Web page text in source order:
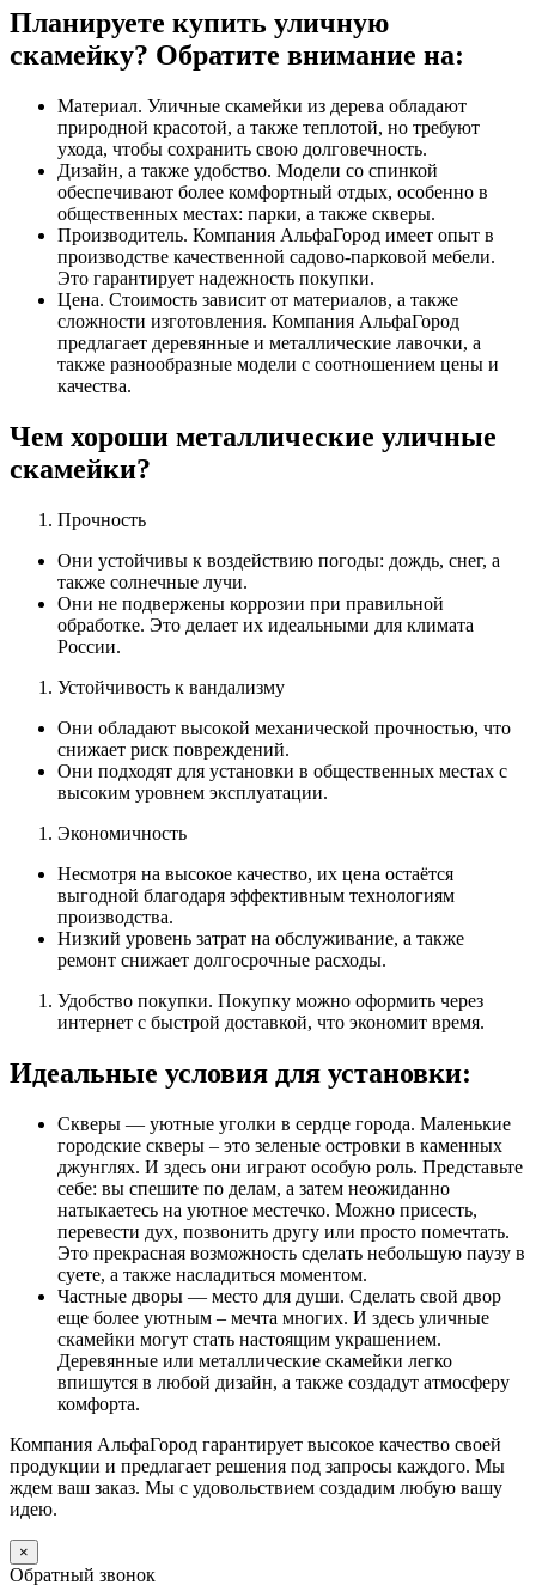
Планируете купить уличную
скамейку? Обратите внимание на:
Материал. Уличные скамейки из дерева обладают
природной красотой, а также теплотой, но требуют
ухода, чтобы сохранить свою долговечность.
Дизайн, а также удобство. Модели со спинкой
обеспечивают более комфортный отдых, особенно в
общественных местах: парки, а также скверы.
Производитель. Компания АльфаГород имеет опыт в
производстве качественной садово-парковой мебели.
Это гарантирует надежность покупки.
Цена. Стоимость зависит от материалов, а также
сложности изготовления. Компания АльфаГород
предлагает деревянные и металлические лавочки, а
также разнообразные модели с соотношением цены и
качества.
Чем хороши металлические уличные
скамейки?
Прочность
Они устойчивы к воздействию погоды: дождь, снег, а
также солнечные лучи.
Они не подвержены коррозии при правильной
обработке. Это делает их идеальными для климата
России.
Устойчивость к вандализму
Они обладают высокой механической прочностью, что
снижает риск повреждений.
Они подходят для установки в общественных местах с
высоким уровнем эксплуатации.
Экономичность
Несмотря на высокое качество, их цена остаётся
выгодной благодаря эффективным технологиям
производства.
Низкий уровень затрат на обслуживание, а также
ремонт снижает долгосрочные расходы.
Удобство покупки. Покупку можно оформить через
интернет с быстрой доставкой, что экономит время.
Идеальные условия для установки:
Скверы — уютные уголки в сердце города. Маленькие
городские скверы – это зеленые островки в каменных
джунглях. И здесь они играют особую роль. Представьте
себе: вы спешите по делам, а затем неожиданно
натыкаетесь на уютное местечко. Можно присесть,
перевести дух, позвонить другу или просто помечтать.
Это прекрасная возможность сделать небольшую паузу в
суете, а также насладиться моментом.
Частные дворы — место для души. Сделать свой двор
еще более уютным – мечта многих. И здесь уличные
скамейки могут стать настоящим украшением.
Деревянные или металлические скамейки легко
впишутся в любой дизайн, а также создадут атмосферу
комфорта.
Компания АльфаГород гарантирует высокое качество своей
продукции и предлагает решения под запросы каждого. Мы
ждем ваш заказ. Мы с удовольствием создадим любую вашу
идею.
×
Обратный звонок